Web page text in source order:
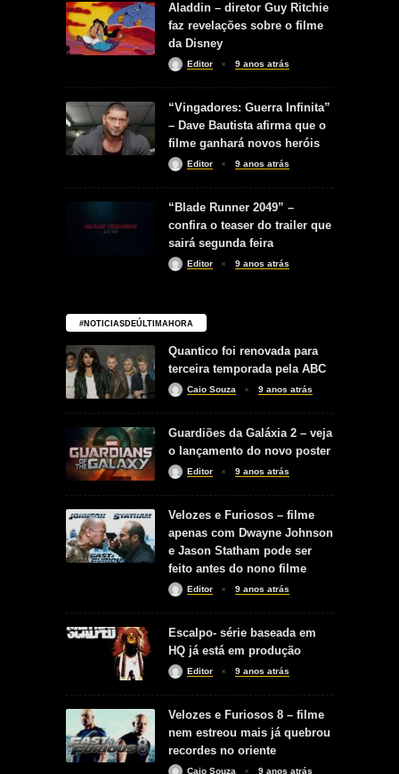
Aladdin – diretor Guy Ritchie
faz revelações sobre o filme
da Disney
Editor 9 anos atrás
“Vingadores: Guerra Infinita”
– Dave Bautista afirma que o
filme ganhará novos heróis
Editor 9 anos atrás
“Blade Runner 2049” –
confira o teaser do trailer que
sairá segunda feira
Editor 9 anos atrás
#NOTICIASDEÚLTIMAHORA
Quantico foi renovada para
terceira temporada pela ABC
Caio Souza 9 anos atrás
Guardiões da Galáxia 2 – veja
o lançamento do novo poster
Editor 9 anos atrás
Velozes e Furiosos – filme
apenas com Dwayne Johnson
e Jason Statham pode ser
feito antes do nono filme
Editor 9 anos atrás
Escalpo- série baseada em
HQ já está em produção
Editor 9 anos atrás
Velozes e Furiosos 8 – filme
nem estreou mais já quebrou
recordes no oriente
Caio Souza 9 anos atrás